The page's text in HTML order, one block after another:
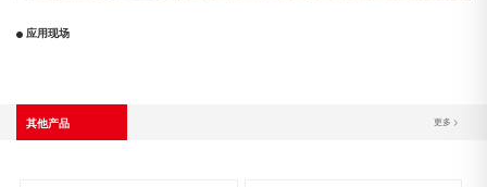
应用现场
其他产品 更多 >